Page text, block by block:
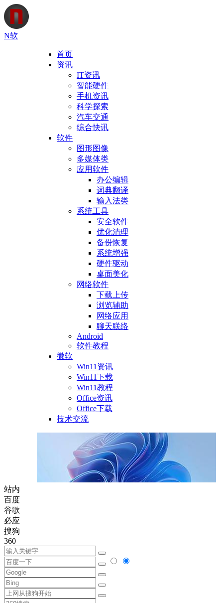
N软
首页
资讯
IT资讯
智能硬件
手机资讯
科学探索
汽车交通
综合快讯
软件
图形图像
多媒体类
应用软件
办公编辑
词典翻译
输入法类
系统工具
安全软件
优化清理
备份恢复
系统增强
硬件驱动
桌面美化
网络软件
下载上传
浏览辅助
网络应用
聊天联络
Android
软件教程
微软
Win11资讯
Win11下载
Win11教程
Office资讯
Office下载
技术交流
站内
百度
谷歌
必应
搜狗
360